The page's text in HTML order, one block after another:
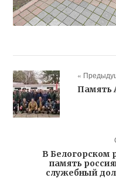
«
Память
В Белогорском
память
служебный